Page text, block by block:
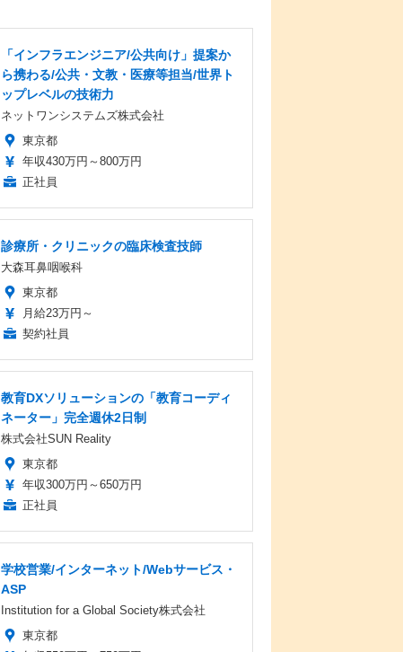
「インフラエンジニア/公共向け」提案か
ら携わる/公共・文教・医療等担当/世界ト
ップレベルの技術力
ネットワンシステムズ株式会社
東京都
年収430万円～800万円
正社員
診療所・クリニックの臨床検査技師
大森耳鼻咽喉科
東京都
月給23万円～
契約社員
教育DXソリューションの「教育コーディ
ネーター」完全週休2日制
株式会社SUN Reality
東京都
年収300万円～650万円
正社員
学校営業/インターネット/Webサービス・
ASP
Institution for a Global Society株式会社
東京都